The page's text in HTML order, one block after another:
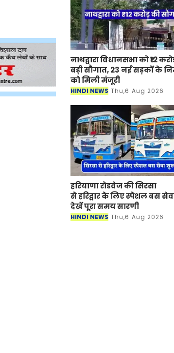
नाथद्वारा विधानसभा को ₹12
बड़ी सौगात, 23 नई सड़कों के
को मिली मंजूरी
HINDI NEWS Thu,6 Aug 2026
हरियाणा रोडवेज की सिरसा
से हरिद्वार के लिए स्पेशल बस
देखें पूरा समय सारणी
HINDI NEWS Thu,6 Aug 2026